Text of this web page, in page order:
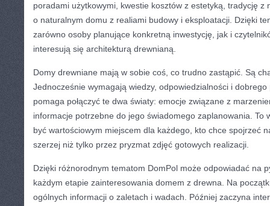
poradami użytkowymi, kwestie kosztów z estetyką, tradycję z
o naturalnym domu z realiami budowy i eksploatacji. Dzięki
zarówno osoby planujące konkretną inwestycję, jak i
interesują się architekturą drewnianą.
Domy drewniane mają w sobie coś, co trudno zastąpić. Są
Jednocześnie wymagają wiedzy, odpowiedzialności i
pomaga połączyć te dwa światy: emocje związane z
informacje potrzebne do jego świadomego zaplanowania. To
być wartościowym miejscem dla każdego, kto chce spojrzeć
szerzej niż tylko przez pryzmat zdjęć gotowych realizacji.
Dzięki różnorodnym tematom DomPol może odpowiadać na
każdym etapie zainteresowania domem z drewna. Na
ogólnych informacji o zaletach i wadach. Później zaczyna